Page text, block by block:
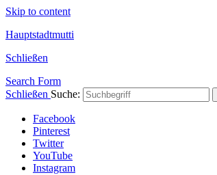
Skip to content
Hauptstadtmutti
Schließen
Search Form
Schließen Suche:
Facebook
Pinterest
Twitter
YouTube
Instagram